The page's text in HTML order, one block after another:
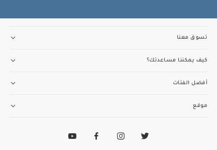
تسوق معنا
كيف يمكننا مساعدتك؟
أفضل الفئات
موقع